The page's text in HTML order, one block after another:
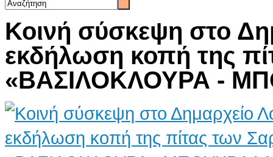
Κοινή σύσκεψη στο
εκδήλωση κοπή της
«ΒΑΣΙΛΟΚΛΟΥΡΑ -